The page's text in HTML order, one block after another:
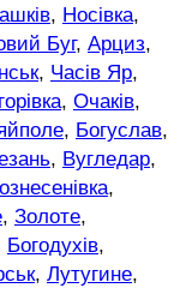
, Носівка,
Буг, Арциз,
, Часів Яр,
, Очаків,
, Богуслав,
, Вугледар,
,
, Золоте,
Богодухів,
, Лутугине,